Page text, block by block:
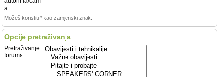
a:
Možeš koristiti * kao zamjenski znak.
Opcije pretraživanja
Pretraživanje
foruma: